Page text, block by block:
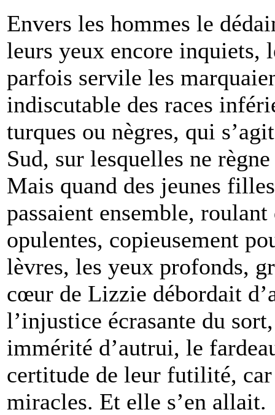
Envers les hommes le
leurs yeux encore inquiets,
parfois servile les
indiscutable des races
turques ou nègres, qui
Sud, sur lesquelles ne
Mais quand des jeunes
passaient ensemble,
opulentes, copieusement
lèvres, les yeux profonds,
cœur de Lizzie débordait
l’injustice écrasante du
immérité d’autrui, le
certitude de leur futilité,
miracles. Et elle s’en allait.